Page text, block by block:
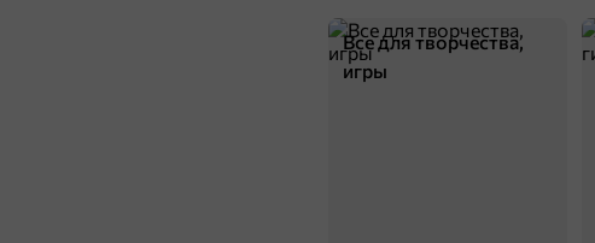
Все для творчества,
игры